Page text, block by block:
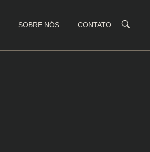
SOBRE NÓS CONTATO